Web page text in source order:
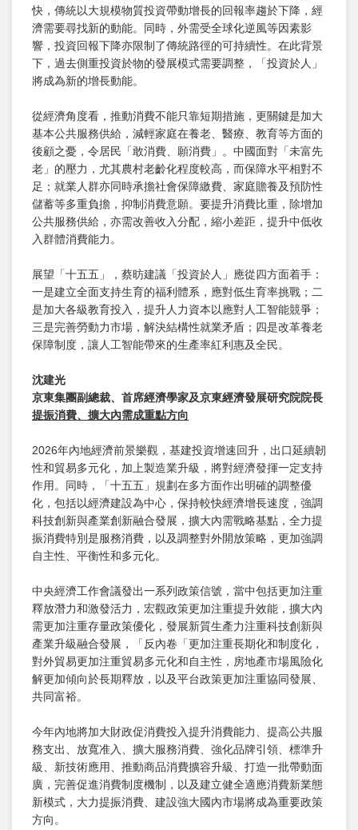
快，傳統以大規模物質投資帶動增長的回報率趨於下降，經
濟需要尋找新的動能。同時，外需受全球化逆風等因素影
響，投資回報下降亦限制了傳統路徑的可持續性。在此背景
下，過去側重投資於物的發展模式需要調整，「投資於人」
將成為新的增長動能。
從經濟角度看，推動消費不能只靠短期措施，更關鍵是加大
基本公共服務供給，減輕家庭在養老、醫療、教育等方面的
後顧之憂，令居民「敢消費、願消費」。中國面對「未富先
老」的壓力，尤其農村老齡化程度較高，而保障水平相對不
足；就業人群亦同時承擔社會保障繳費、家庭贍養及預防性
儲蓄等多重負擔，抑制消費意願。要提升消費比重，除增加
公共服務供給，亦需改善收入分配，縮小差距，提升中低收
入群體消費能力。
展望「十五五」，蔡昉建議「投資於人」應從四方面着手：
一是建立全面支持生育的福利體系，應對低生育率挑戰；二
是加大各級教育投入，提升人力資本以應對人工智能競爭；
三是完善勞動力市場，解決結構性就業矛盾；四是改革養老
保障制度，讓人工智能帶來的生產率紅利惠及全民。
沈建光
京東集團副總裁、首席經濟學家及京東經濟發展研究院院長
提振消費、擴大內需成重點方向
2026年內地經濟前景樂觀，基建投資增速回升，出口延續韌
性和貿易多元化，加上製造業升級，將對經濟發揮一定支持
作用。同時，「十五五」規劃在多方面作出明確的調整優
化，包括以經濟建設為中心，保持較快經濟增長速度，強調
科技創新與產業創新融合發展，擴大內需戰略基點，全力提
振消費特別是服務消費，以及調整對外開放策略，更加強調
自主性、平衡性和多元化。
中央經濟工作會議發出一系列政策信號，當中包括更加注重
釋放潛力和激發活力，宏觀政策更加注重提升效能，擴大內
需更加注重存量政策優化，發展新質生產力注重科技創新與
產業升級融合發展，「反內卷「更加注重長期化和制度化，
對外貿易更加注重貿易多元化和自主性，房地產市場風險化
解更加傾向於長期釋放，以及平台政策更加注重協同發展、
共同富裕。
今年內地將加大財政促消費投入提升消費能力、提高公共服
務支出、放寬准入、擴大服務消費、強化品牌引領、標準升
級、新技術應用、推動商品消費擴容升級、打造一批帶動面
廣，完善促進消費制度機制，以及建立健全適應消費新業態
新模式，大力提振消費、建設強大國內市場將成為重要政策
方向。